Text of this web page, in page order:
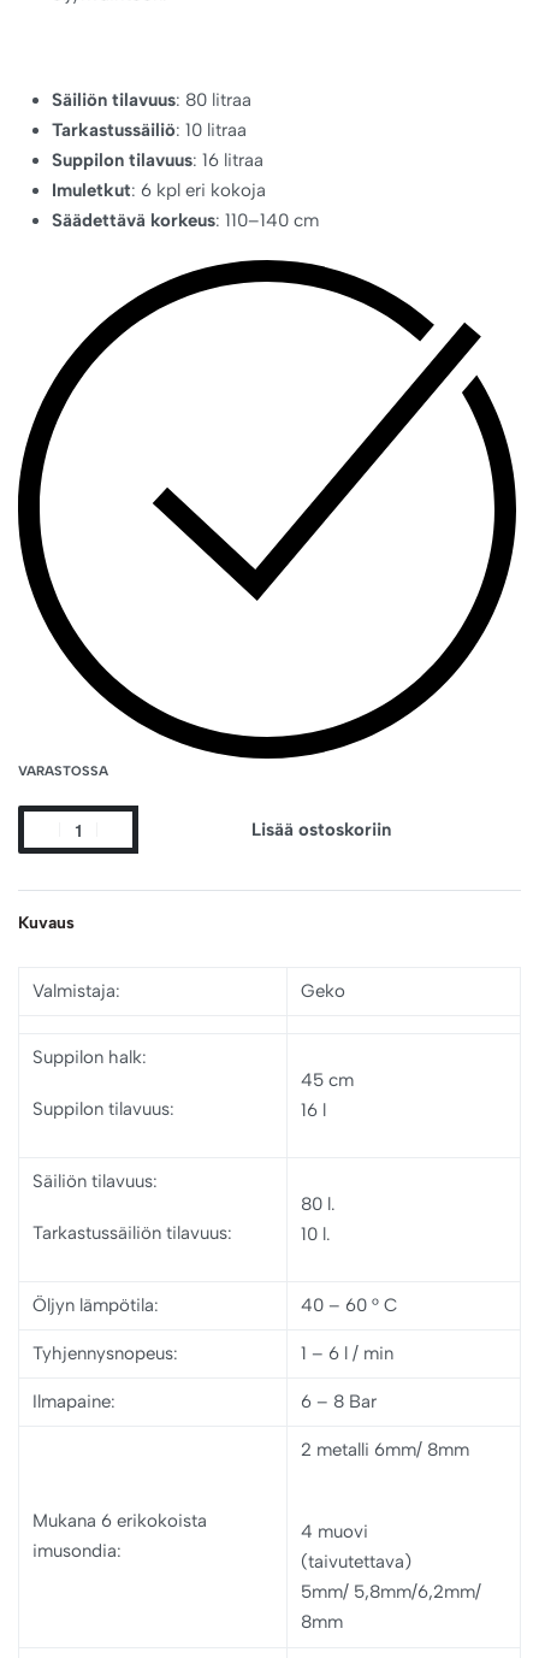
Säiliön tilavuus: 80 litraa
Tarkastussäiliö: 10 litraa
Suppilon tilavuus: 16 litraa
Imuletkut: 6 kpl eri kokoja
Säädettävä korkeus: 110–140 cm
VARASTOSSA
Lisää ostoskoriin
Kuvaus
Valmistaja: Geko
Suppilon halk:
Suppilon tilavuus:
45 cm
16 l
Säiliön tilavuus:
Tarkastussäiliön tilavuus:
80 l.
10 l.
Öljyn lämpötila: 40 – 60 ° C
Tyhjennysnopeus: 1 – 6 l / min
Ilmapaine: 6 – 8 Bar
Mukana 6 erikokoista
imusondia:
2 metalli 6mm/ 8mm
4 muovi
(taivutettava)
5mm/ 5,8mm/6,2mm/
8mm